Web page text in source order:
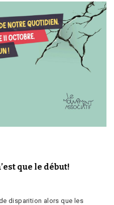
que le début!
disparition alors que les